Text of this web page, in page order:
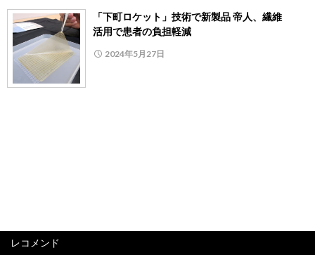
「下町ロケット」技術で新製品 帝人、繊維
活用で患者の負担軽減
2024年5月27日
レコメンド